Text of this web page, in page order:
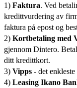
1) Faktura. Ved
kredittvurdering av
faktura på epost og
2) Kortbetaling med
gjennom Dintero.
ditt kredittkort.
3) Vipps - det
4) Leasing Ikano